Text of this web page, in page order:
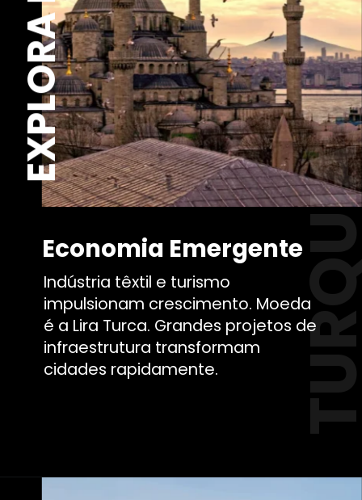
Economia Emergente
Indústria têxtil e turismo
impulsionam crescimento. Moeda
é a Lira Turca. Grandes projetos de
infraestrutura transformam
cidades rapidamente.